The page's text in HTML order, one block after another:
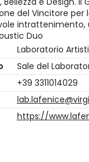
del Vincitore per
Duo
Laboratorio
Sale del
+39 3311014029
https://